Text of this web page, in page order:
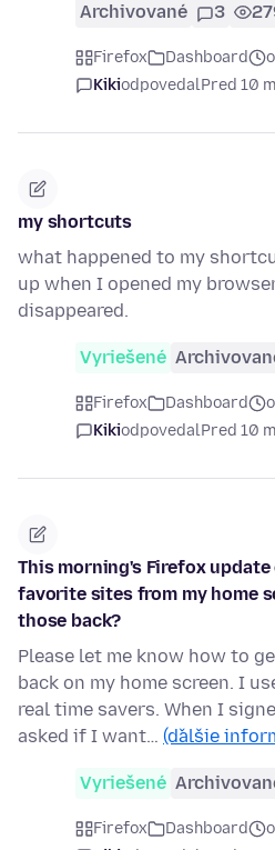
Archivované 3
Firefox Dashboard
KikiodpovedalPred 10
my shortcuts
what happened to my
up when I opened my
disappeared.
Vyriešené
Firefox Dashboard
KikiodpovedalPred 10
This morning's Firefox update
favorite sites from my home
those back?
Please let me know how to
back on my home screen. I
real time savers. When I
asked if I want… (ďalšie
Vyriešené
Firefox Dashboard